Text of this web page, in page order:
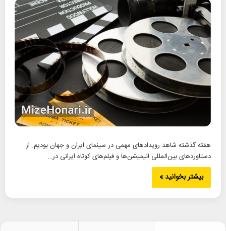
هفته گذشته شاهد رویدادهای مهمی در سینمای ایران و جهان بودیم. از
دستاوردهای بین‌المللی انیمیشن‌ها و فیلم‌های کوتاه ایرانی در…
بیشتر بخوانید »